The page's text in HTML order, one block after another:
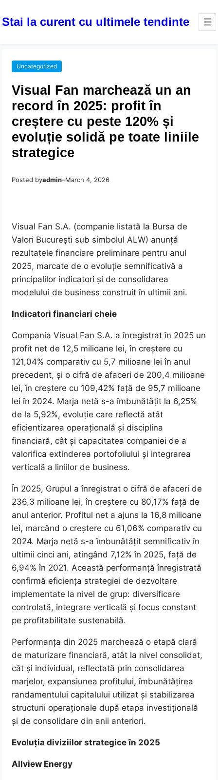
Stai la curent cu ultimele tendinte
Uncategorized
Visual Fan marchează un an
record în 2025: profit în
creștere cu peste 120% și
evoluție solidă pe toate liniile
strategice
Posted byadmin–March 4, 2026
Visual Fan S.A. (companie listată la Bursa de
Valori București sub simbolul ALW) anunță
rezultatele financiare preliminare pentru anul
2025, marcate de o evoluție semnificativă a
principalilor indicatori și de consolidarea
modelului de business construit în ultimii ani.
Indicatori financiari cheie
Compania Visual Fan S.A. a înregistrat în 2025 un
profit net de 12,5 milioane lei, în creștere cu
121,04% comparativ cu 5,7 milioane lei în anul
precedent, și o cifră de afaceri de 200,4 milioane
lei, în creștere cu 109,42% față de 95,7 milioane
lei în 2024. Marja netă s-a îmbunătățit la 6,25%
de la 5,92%, evoluție care reflectă atât
eficientizarea operațională și disciplina
financiară, cât și capacitatea companiei de a
valorifica extinderea portofoliului și integrarea
verticală a liniilor de business.
În 2025, Grupul a înregistrat o cifră de afaceri de
236,3 milioane lei, în creștere cu 80,17% față de
anul anterior. Profitul net a ajuns la 16,8 milioane
lei, marcând o creștere cu 61,06% comparativ cu
2024. Marja netă s-a îmbunătățit semnificativ în
ultimii cinci ani, atingând 7,12% în 2025, față de
6,94% în 2021. Această performanță înregistrată
confirmă eficiența strategiei de dezvoltare
implementate la nivel de grup: diversificare
controlată, integrare verticală și focus constant
pe profitabilitate sustenabilă.
Performanța din 2025 marchează o etapă clară
de maturizare financiară, atât la nivel consolidat,
cât și individual, reflectată prin consolidarea
marjelor, expansiunea profitului, îmbunătățirea
randamentului capitalului utilizat și stabilizarea
structurii operaționale după etapa investițională
și de consolidare din anii anteriori.
Evoluția diviziilor strategice în 2025
Allview Energy